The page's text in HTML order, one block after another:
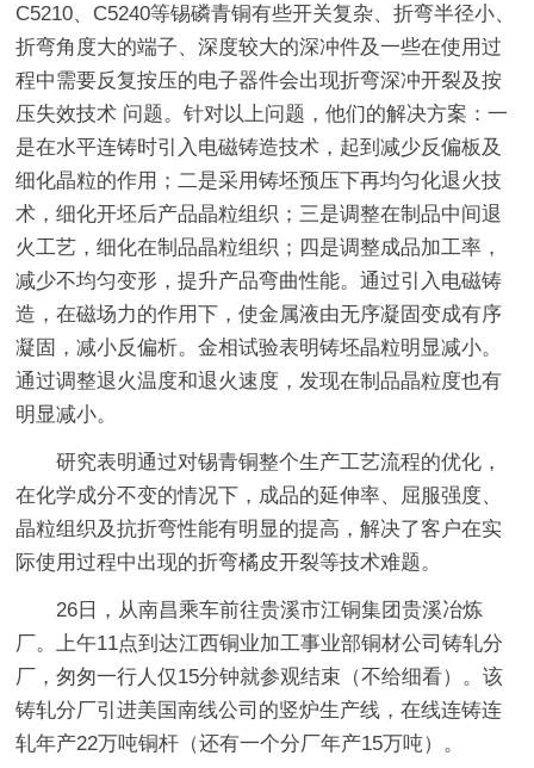
C5210、C5240等锡磷青铜有些开关复杂、折弯半径小、
折弯角度大的端子、深度较大的深冲件及一些在使用过
程中需要反复按压的电子器件会出现折弯深冲开裂及按
压失效技术 问题。针对以上问题，他们的解决方案：一
是在水平连铸时引入电磁铸造技术，起到减少反偏板及
细化晶粒的作用；二是采用铸坯预压下再均匀化退火技
术，细化开坯后产品晶粒组织；三是调整在制品中间退
火工艺，细化在制品晶粒组织；四是调整成品加工率，
减少不均匀变形，提升产品弯曲性能。通过引入电磁铸
造，在磁场力的作用下，使金属液由无序凝固变成有序
凝固，减小反偏析。金相试验表明铸坯晶粒明显减小。
通过调整退火温度和退火速度，发现在制品晶粒度也有
明显减小。
研究表明通过对锡青铜整个生产工艺流程的优化，
在化学成分不变的情况下，成品的延伸率、屈服强度、
晶粒组织及抗折弯性能有明显的提高，解决了客户在实
际使用过程中出现的折弯橘皮开裂等技术难题。
26日，从南昌乘车前往贵溪市江铜集团贵溪冶炼
厂。上午11点到达江西铜业加工事业部铜材公司铸轧分
厂，匆匆一行人仅15分钟就参观结束（不给细看）。该
铸轧分厂引进美国南线公司的竖炉生产线，在线连铸连
轧年产22万吨铜杆（还有一个分厂年产15万吨）。